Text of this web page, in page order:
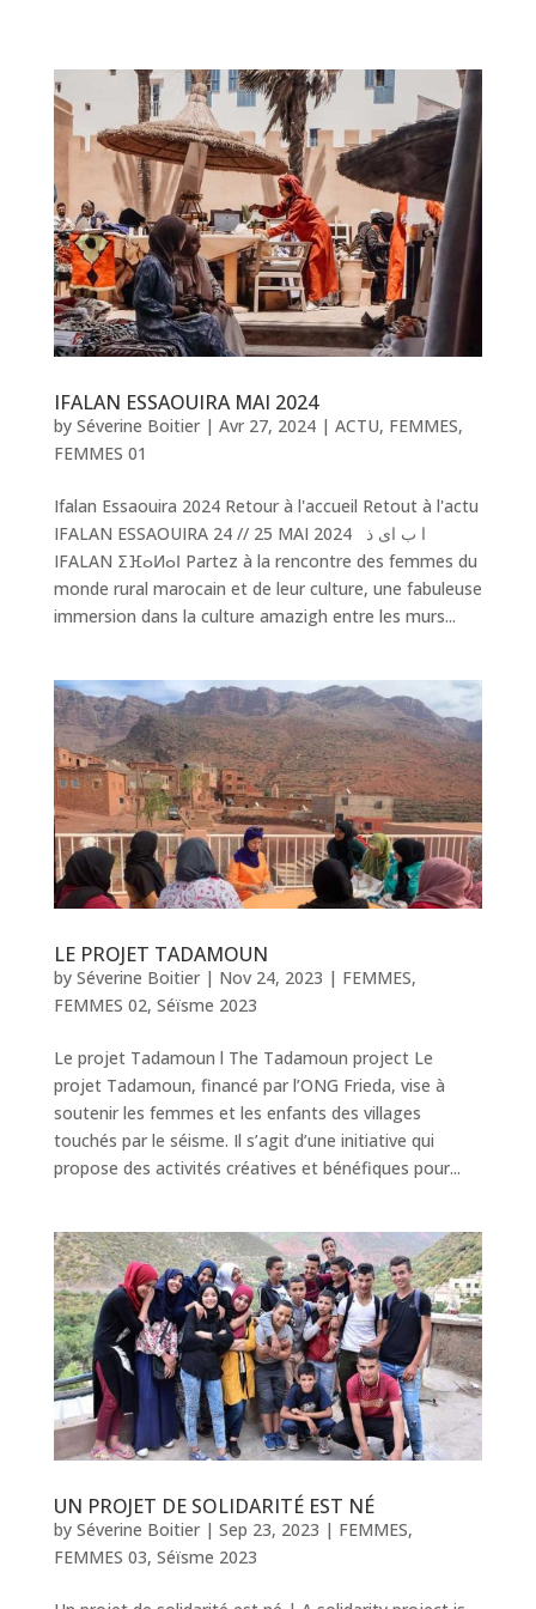
IFALAN ESSAOUIRA MAI 2024
by Séverine Boitier| Avr 27, 2024| ACTU, FEMMES,
FEMMES 01
Ifalan Essaouira 2024 Retour à l'accueil Retout à l'actu
IFALAN ESSAOUIRA 24 // 25 MAI 2024 ا ب اى ذ
IFALAN ⵉⴼⴰⵍⴰⵏ Partez à la rencontre des femmes du
monde rural marocain et de leur culture, une fabuleuse
immersion dans la culture amazigh entre les murs...
LE PROJET TADAMOUN
by Séverine Boitier| Nov 24, 2023 | FEMMES,
FEMMES 02, Séïsme 2023
Le projet Tadamoun l The Tadamoun project Le
projet Tadamoun, financé par l’ONG Frieda, vise à
soutenir les femmes et les enfants des villages
touchés par le séisme. Il s’agit d’une initiative qui
propose des activités créatives et bénéfiques pour...
UN PROJET DE SOLIDARITÉ EST NÉ
by Séverine Boitier| Sep 23, 2023 | FEMMES,
FEMMES 03, Séïsme 2023